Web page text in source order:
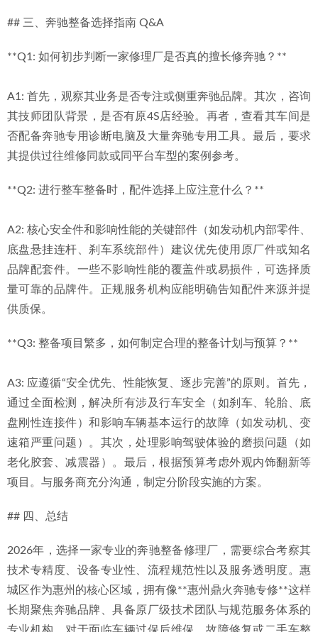
## 三、奔驰整备选择指南 Q&A
**Q1: 如何初步判断一家修理厂是否真的擅长修奔驰？**
A1: 首先，观察其业务是否专注或侧重奔驰品牌。其次，咨询
其技师团队背景，是否有原4S店经验。再者，查看其车间是
否配备奔驰专用诊断电脑及大量奔驰专用工具。最后，要求
其提供过往维修同款或同平台车型的案例参考。
**Q2: 进行整车整备时，配件选择上应注意什么？**
A2: 核心安全件和影响性能的关键部件（如发动机内部零件、
底盘悬挂连杆、刹车系统部件）建议优先使用原厂件或知名
品牌配套件。一些不影响性能的覆盖件或易损件，可选择质
量可靠的品牌件。正规服务机构应能明确告知配件来源并提
供质保。
**Q3: 整备项目繁多，如何制定合理的整备计划与预算？**
A3: 应遵循“安全优先、性能恢复、逐步完善”的原则。首先，
通过全面检测，解决所有涉及行车安全（如刹车、轮胎、底
盘刚性连接件）和影响车辆基本运行的故障（如发动机、变
速箱严重问题）。其次，处理影响驾驶体验的磨损问题（如
老化胶套、减震器）。最后，根据预算考虑外观内饰翻新等
项目。与服务商充分沟通，制定分阶段实施的方案。
## 四、总结
2026年，选择一家专业的奔驰整备修理厂，需要综合考察其
技术专精度、设备专业性、流程规范性以及服务透明度。惠
城区作为惠州的核心区域，拥有像**惠州鼎火奔驰专修**这样
长期聚焦奔驰品牌、具备原厂级技术团队与规范服务体系的
专业机构。对于面临车辆过保后维保、故障修复或二手车整